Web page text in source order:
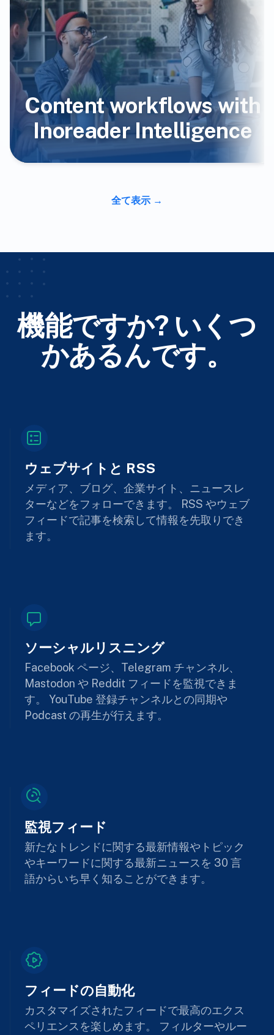
Content workflows with
Inoreader Intelligence
全て表示
機能ですか? いくつ
かあるんです。
ウェブサイトと RSS
メディア、ブログ、企業サイト、ニュースレ
ターなどをフォローできます。 RSS やウェブ
フィードで記事を検索して情報を先取りでき
ます。
ソーシャルリスニング
Facebook ページ、Telegram チャンネル、
Mastodon や Reddit フィードを監視できま
す。 YouTube 登録チャンネルとの同期や
Podcast の再生が行えます。
監視フィード
新たなトレンドに関する最新情報やトピック
やキーワードに関する最新ニュースを 30 言
語からいち早く知ることができます。
フィードの自動化
カスタマイズされたフィードで最高のエクス
ペリエンスを楽しめます。 フィルターやルー